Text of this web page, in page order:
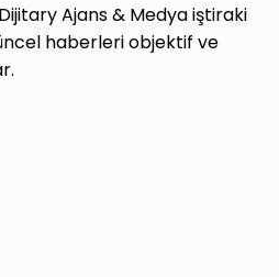
Ajans & Medya iştiraki
haberleri objektif ve